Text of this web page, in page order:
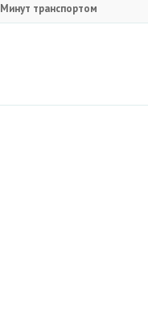
Минут транспортом